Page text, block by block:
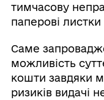
тимчасову
паперові
Саме
можливість
кошти завдяки
ризиків видачі